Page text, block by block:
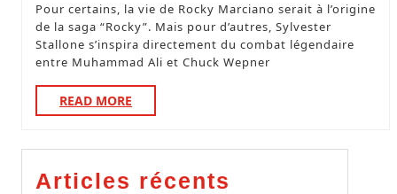
Pour certains, la vie de Rocky Marciano serait à l’origine
de la saga “Rocky”. Mais pour d’autres, Sylvester
Stallone s’inspira directement du combat légendaire
entre Muhammad Ali et Chuck Wepner
READ MORE
Articles récents